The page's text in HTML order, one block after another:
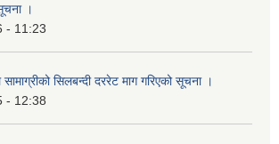
।
- 11:23
सिलबन्दी दररेट माग गरिएको सूचना ।
- 12:38